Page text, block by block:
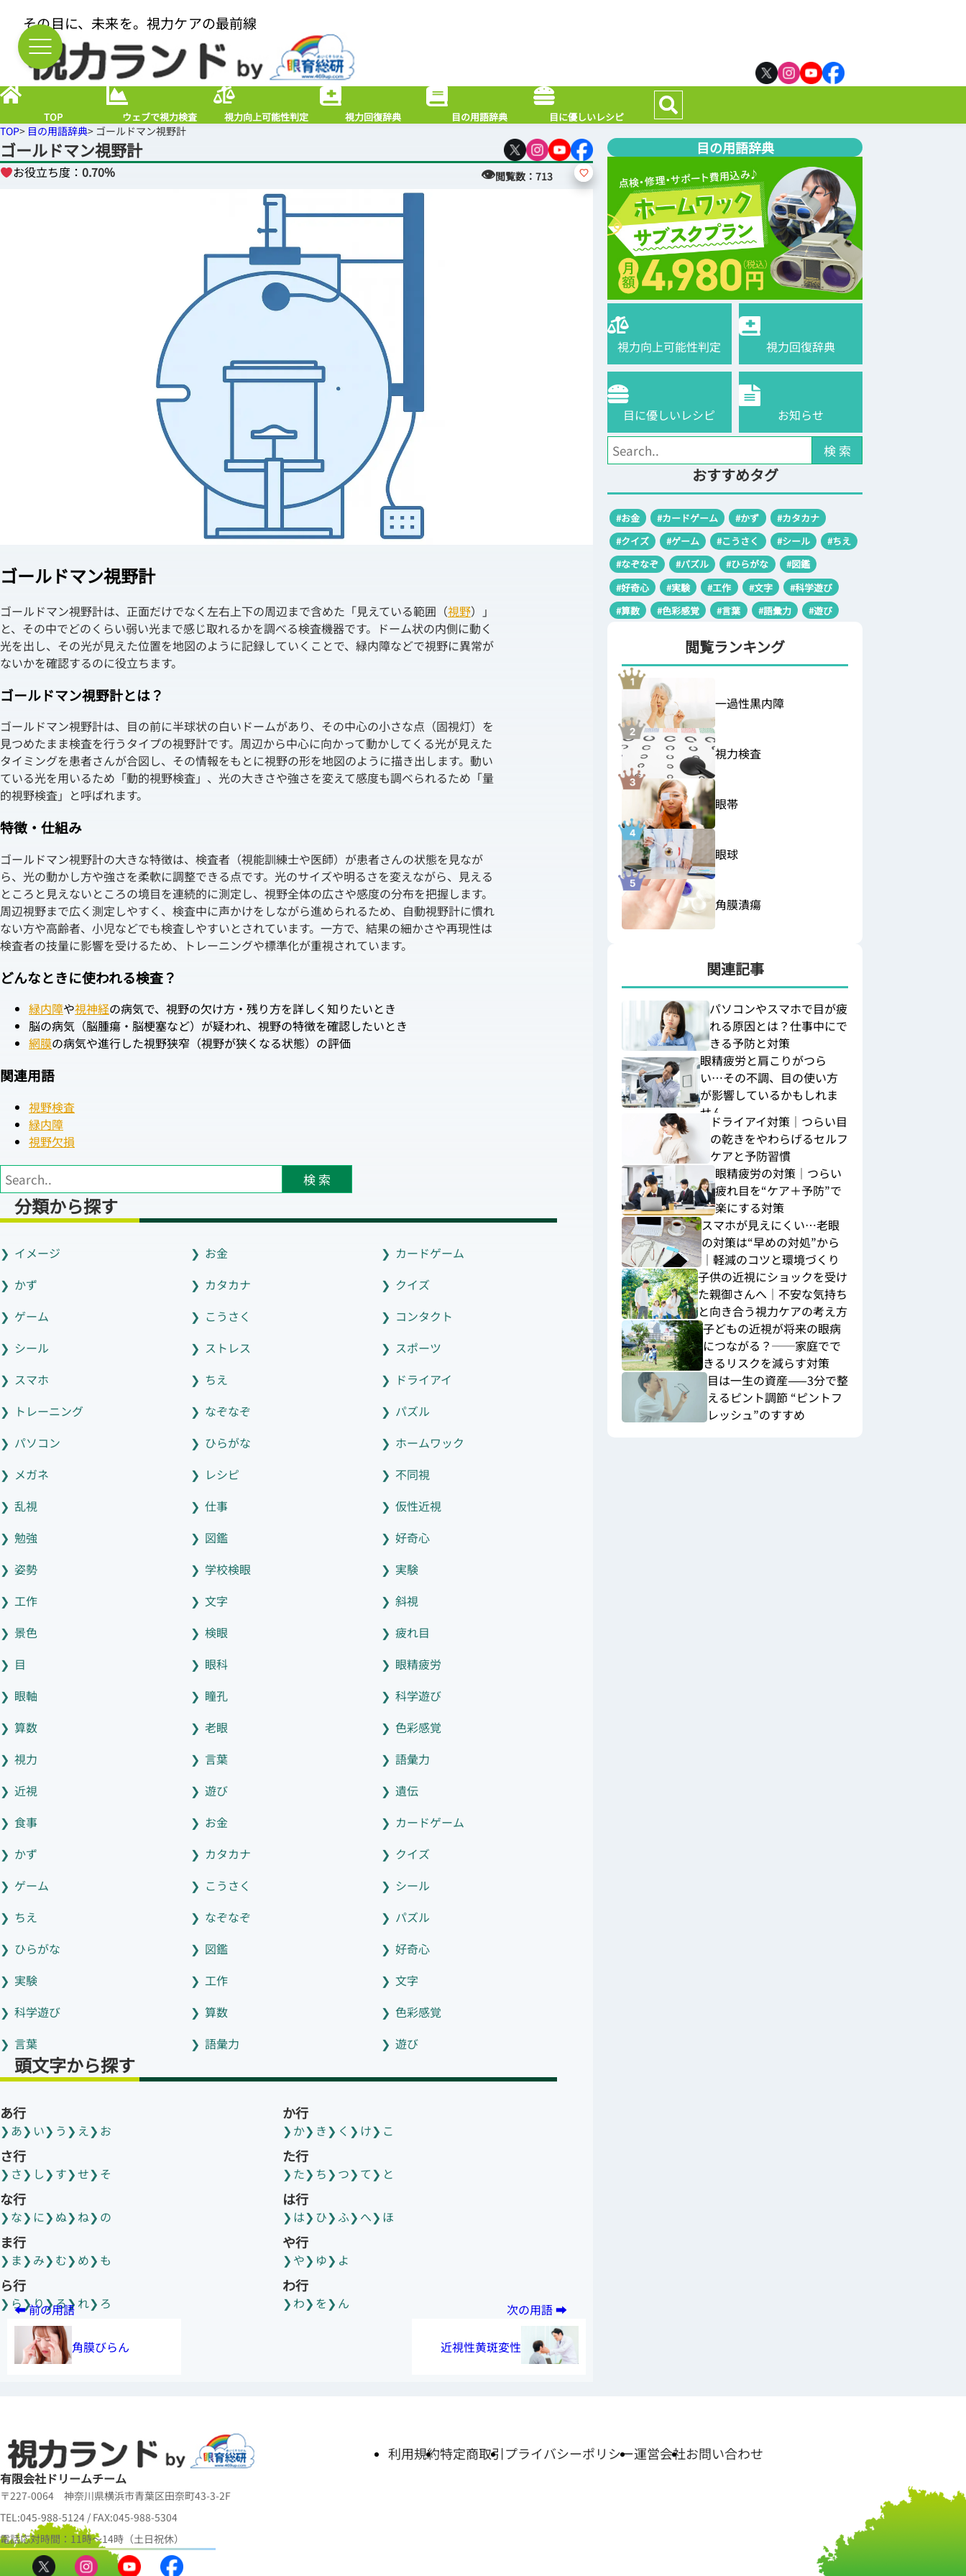
その目に、未来を。視力ケアの最前線
TOP ウェブで視力検査 視力向上可能性判定 視力回復辞典 目の用語辞典 目に優しいレシピ
TOP> 目の用語辞典> ゴールドマン視野計
ゴールドマン視野計
お役立ち度：0.70% 👁閲覧数： 713
ゴールドマン視野計
ゴールドマン視野計は、正面だけでなく左右上下の周辺まで含めた「見えている範囲（視野）」
と、その中でどのくらい弱い光まで感じ取れるかを調べる検査機器です。ドーム状の内側に動く
光を出し、その光が見えた位置を地図のように記録していくことで、緑内障などで視野に異常が
ないかを確認するのに役立ちます。
ゴールドマン視野計とは？
ゴールドマン視野計は、目の前に半球状の白いドームがあり、その中心の小さな点（固視灯）を
見つめたまま検査を行うタイプの視野計です。周辺から中心に向かって動かしてくる光が見えた
タイミングを患者さんが合図し、その情報をもとに視野の形を地図のように描き出します。動い
ている光を用いるため「動的視野検査」、光の大きさや強さを変えて感度も調べられるため「量
的視野検査」と呼ばれます。
特徴・仕組み
ゴールドマン視野計の大きな特徴は、検査者（視能訓練士や医師）が患者さんの状態を見なが
ら、光の動かし方や強さを柔軟に調整できる点です。光のサイズや明るさを変えながら、見える
ところと見えないところの境目を連続的に測定し、視野全体の広さや感度の分布を把握します。
周辺視野まで広く測定しやすく、検査中に声かけをしながら進められるため、自動視野計に慣れ
ない方や高齢者、小児などでも検査しやすいとされています。一方で、結果の細かさや再現性は
検査者の技量に影響を受けるため、トレーニングや標準化が重視されています。
どんなときに使われる検査？
緑内障や視神経の病気で、視野の欠け方・残り方を詳しく知りたいとき
脳の病気（脳腫瘍・脳梗塞など）が疑われ、視野の特徴を確認したいとき
網膜の病気や進行した視野狭窄（視野が狭くなる状態）の評価
関連用語
視野検査
緑内障
視野欠損
検 索
分類から探す
イメージ お金
カードゲーム
かず
カタカナ
クイズ
ゲーム
こうさく
コンタクト
シール
ストレス
スポーツ
スマホ
ちえ
ドライアイ
トレーニング
なぞなぞ
パズル
パソコン
ひらがな
ホームワック
メガネ
レシピ
不同視
乱視
仕事
仮性近視
勉強
図鑑
好奇心
姿勢
学校検眼
実験
工作
文字
斜視
景色
検眼
疲れ目
目
眼科
眼精疲労
眼軸
瞳孔
科学遊び
算数
老眼
色彩感覚
視力
言葉
語彙力
近視
遊び
遺伝
食事
お金
カードゲーム
かず
カタカナ
クイズ
ゲーム
こうさく
シール
ちえ
なぞなぞ
パズル
ひらがな
図鑑
好奇心
実験
工作
文字
科学遊び
算数
色彩感覚
言葉
語彙力 遊び
頭文字から探す
あ行
あ い う え お
か行
か き く け こ
さ行
さ し す せ そ
た行
た ち つ て と
な行
な に ぬ ね の
は行
は ひ ふ へ ほ
ま行
ま み む め も
や行
や ゆ よ
ら行
ら り る れ ろ
わ行
わ を ん
角膜びらん 近視性黄斑変性
目の用語辞典
視力向上可能性判定 視力回復辞典
目に優しいレシピ お知らせ
検 索
おすすめタグ
#お金 #カードゲーム #かず
#カタカナ
#クイズ
#ゲーム #こうさく #シール
#ちえ
#なぞなぞ
#パズル #ひらがな
#図鑑
#好奇心
#実験 #工作 #文字
#科学遊び
#算数
#色彩感覚 #言葉 #語彙力 #遊び
閲覧ランキング
一過性黒内障
視力検査
眼帯
眼球
角膜潰瘍
関連記事
パソコンやスマホで目が疲
れる原因とは？仕事中にで
きる予防と対策
眼精疲労と肩こりがつら
い…その不調、目の使い方
が影響しているかもしれま
せん
ドライアイ対策｜つらい目
の乾きをやわらげるセルフ
ケアと予防習慣
眼精疲労の対策｜つらい
疲れ目を“ケア＋予防”で
楽にする対策
スマホが見えにくい…老眼
の対策は“早めの対処”から
｜軽減のコツと環境づくり
子供の近視にショックを受け
た親御さんへ｜不安な気持ち
と向き合う視力ケアの考え方
子どもの近視が将来の眼病
につながる？──家庭でで
きるリスクを減らす対策
目は一生の資産——3分で整
えるピント調節 “ピントフ
レッシュ”のすすめ
有限会社ドリームチーム
〒227-0064 神奈川県横浜市青葉区田奈町43-3-2F
TEL:045-988-5124 / FAX:045-988-5304
電話応対時間：11時～14時（土日祝休）
利用規約特定商取引プライバシーポリシー運営会社お問い合わせ